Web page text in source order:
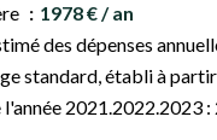
1978 € / an
des dépenses
standard, établi à
l'année 2021.2022.2023